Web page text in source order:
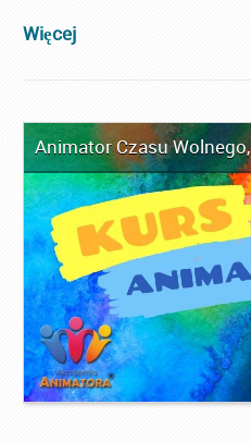
Więcej
Animator Czasu Wolnego